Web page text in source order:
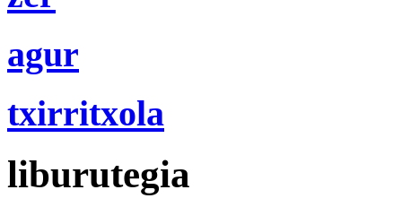
agur
txirritxola
liburutegia